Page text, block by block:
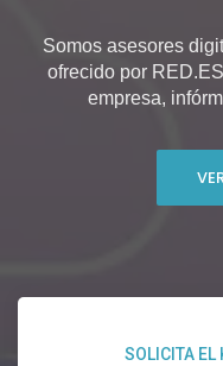
Somos asesores
ofrecido por
empresa,
SOLICITA EL